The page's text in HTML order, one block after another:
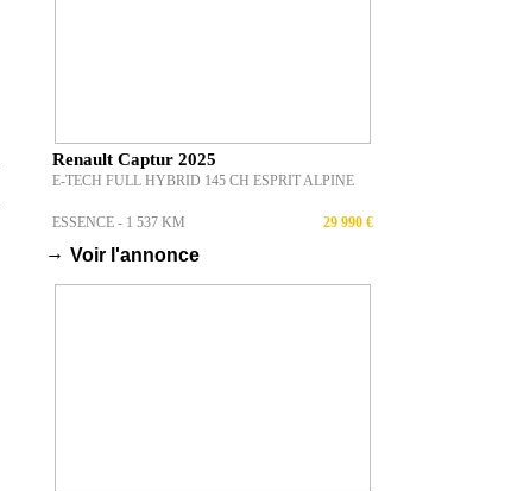
Renault Captur 2025
E-TECH FULL HYBRID 145 CH ESPRIT ALPINE
ESSENCE - 1 537 KM 29 990 €
→ Voir l'annonce